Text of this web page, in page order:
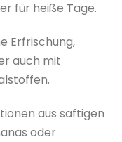
für heiße Tage.
Erfrischung,
auch mit
aus saftigen
oder